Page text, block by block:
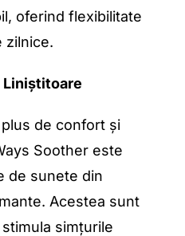
oferind flexibilitate
zilnice.
Liniștitoare
de confort și
Soother este
de sunete din
Acestea sunt
simțurile